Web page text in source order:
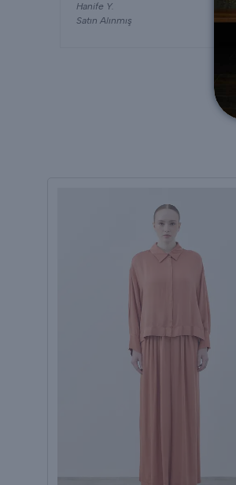
Hanife Y.
Satın Alınmış